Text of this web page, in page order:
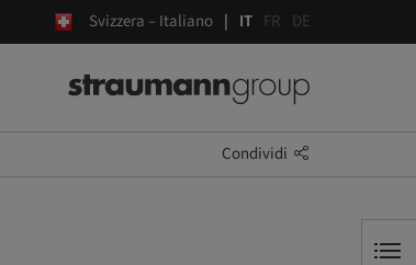
Svizzera – Italiano IT FR DE
Condividi